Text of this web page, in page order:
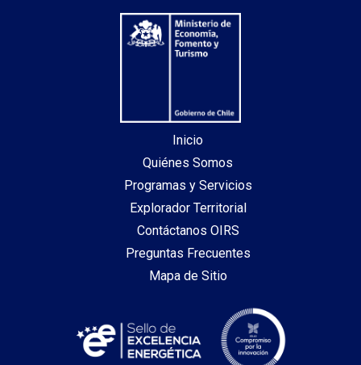
Inicio
Quiénes Somos
Programas y Servicios
Explorador Territorial
Contáctanos OIRS
Preguntas Frecuentes
Mapa de Sitio